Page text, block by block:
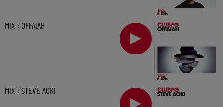
MIX : OFFAIAH
MIX : STEVE AOKI